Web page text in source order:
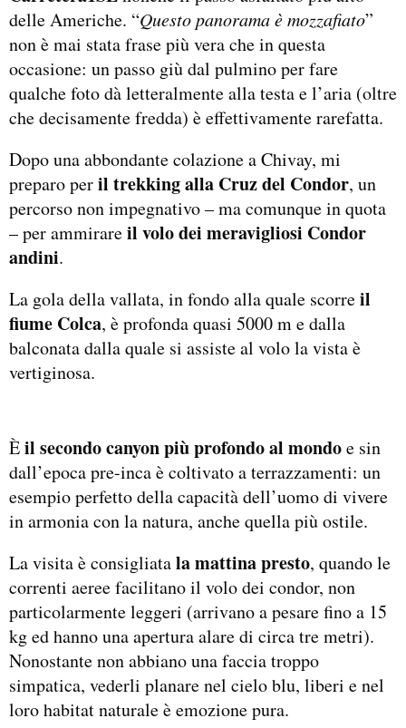
delle Americhe. “Questo panorama è mozzafiato”
non è mai stata frase più vera che in questa
occasione: un passo giù dal pulmino per fare
qualche foto dà letteralmente alla testa e l’aria (oltre
che decisamente fredda) è effettivamente rarefatta.
Dopo una abbondante colazione a Chivay, mi
preparo peril trekking alla Cruz del Condor, un
percorso non impegnativo – ma comunque in quota
– per ammirareil volo dei meravigliosi Condor
andini.
La gola della vallata, in fondo alla quale scorreil
fiume Colca, è profonda quasi 5000 m e dalla
balconata dalla quale si assiste al volo la vista è
vertiginosa.
Èil secondo canyon più profondo al mondoe sin
dall’epoca pre-inca è coltivato a terrazzamenti: un
esempio perfetto della capacità dell’uomo di vivere
in armonia con la natura, anche quella più ostile.
La visita è consigliatala mattina presto, quando le
correnti aeree facilitano il volo dei condor, non
particolarmente leggeri (arrivano a pesare fino a 15
kg ed hanno una apertura alare di circa tre metri).
Nonostante non abbiano una faccia troppo
simpatica, vederli planare nel cielo blu, liberi e nel
loro habitat naturale è emozione pura.